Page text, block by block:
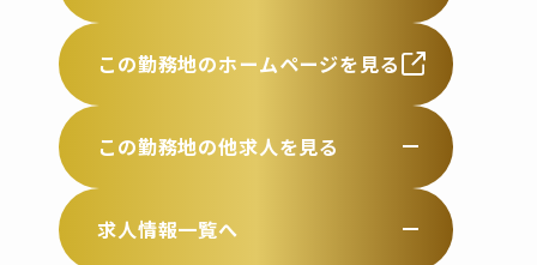
この勤務地のホームページを見る
この勤務地の他求人を見る
求人情報一覧へ